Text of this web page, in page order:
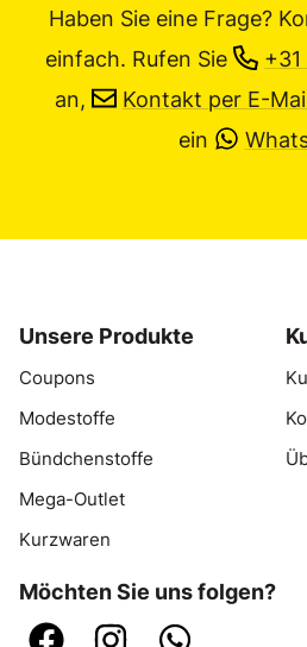
Haben Sie eine Frage?
einfach. Rufen Sie
an,
Kontakt per E-
ein
Unsere Produkte
Coupons
Modestoffe
Bündchenstoffe
Mega-Outlet
Kurzwaren
Möchten Sie uns folgen?